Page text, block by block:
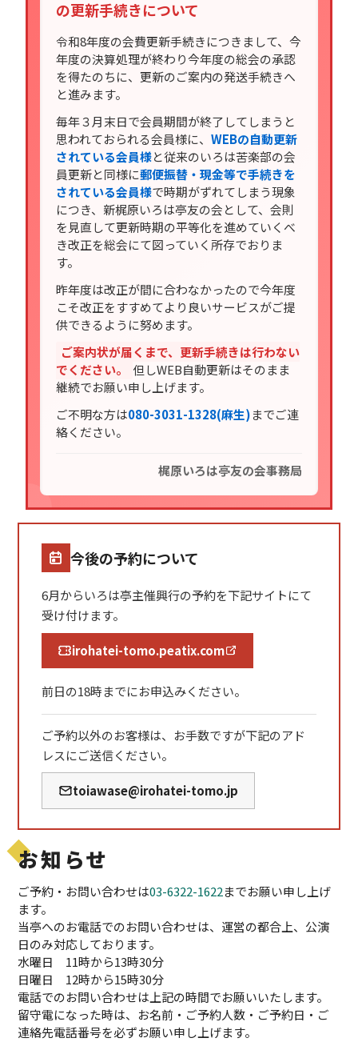
の更新手続きについて
令和8年度の会費更新手続きにつきまして、今
年度の決算処理が終わり今年度の総会の承認
を得たのちに、更新のご案内の発送手続きへ
と進みます。
毎年３月末日で会員期間が終了してしまうと
思われておられる会員様に、WEBの自動更新
されている会員様と従来のいろは苦楽部の会
員更新と同様に郵便振替・現金等で手続きを
されている会員様で時期がずれてしまう現象
につき、新梶原いろは亭友の会として、会則
を見直して更新時期の平等化を進めていくべ
き改正を総会にて図っていく所存でおりま
す。
昨年度は改正が間に合わなかったので今年度
こそ改正をすすめてより良いサービスがご提
供できるように努めます。
ご案内状が届くまで、更新手続きは行わない
でください。
但しWEB自動更新はそのまま
継続でお願い申し上げます。
ご不明な方は080-3031-1328(麻生)までご連
絡ください。
梶原いろは亭友の会事務局
今後の予約について
6月からいろは亭主催興行の予約を下記サイトにて
受け付けます。
irohatei-tomo.peatix.com
前日の18時までにお申込みください。
ご予約以外のお客様は、お手数ですが下記のアド
レスにご送信ください。
toiawase@irohatei-tomo.jp
お知らせ
ご予約・お問い合わせは03-6322-1622までお願い申し上げ
ます。
当亭へのお電話でのお問い合わせは、運営の都合上、公演
日のみ対応しております。
水曜日 11時から13時30分
日曜日 12時から15時30分
電話でのお問い合わせは上記の時間でお願いいたします。
留守電になった時は、お名前・ご予約人数・ご予約日・ご
連絡先電話番号を必ずお願い申し上げます。